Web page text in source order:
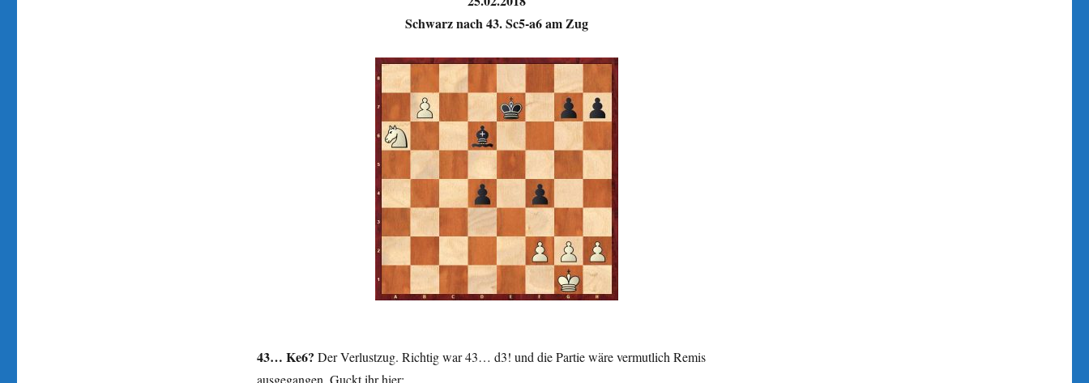
Schwarz nach 43. Sc5-a6 am Zug
43… Ke6? Der Verlustzug. Richtig war 43… d3! und die Partie wäre vermutlich Remis
ausgegangen. Guckt ihr hier: